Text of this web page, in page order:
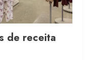
de receita